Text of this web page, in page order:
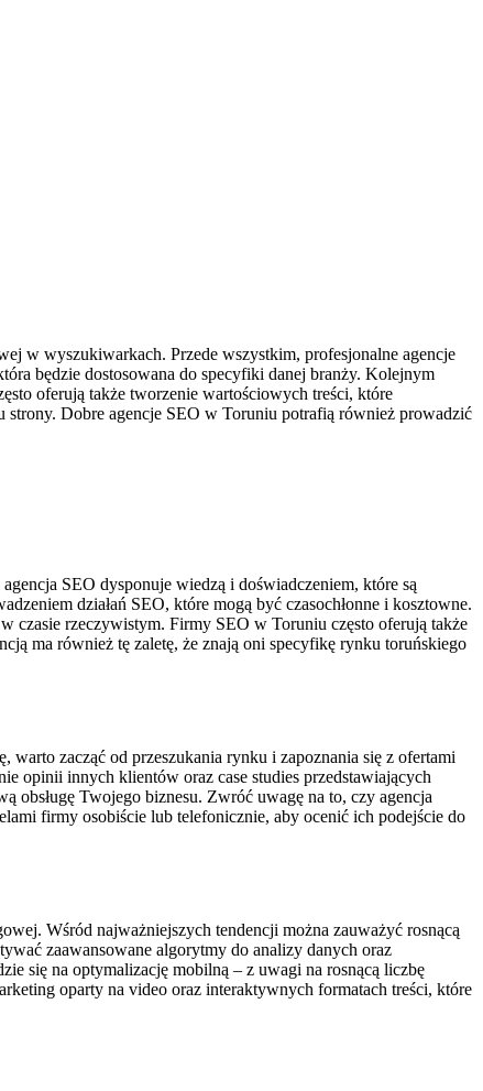
w wyszukiwarkach. Przede wszystkim, profesjonalne agencje
będzie dostosowana do specyfiki danej branży. Kolejnym
oferują także tworzenie wartościowych treści, które
Dobre agencje SEO w Toruniu potrafią również prowadzić
SEO dysponuje wiedzą i doświadczeniem, które są
działań SEO, które mogą być czasochłonne i kosztowne.
czasie rzeczywistym. Firmy SEO w Toruniu często oferują także
ma również tę zaletę, że znają oni specyfikę rynku toruńskiego
zacząć od przeszukania rynku i zapoznania się z ofertami
opinii innych klientów oraz case studies przedstawiających
obsługę Twojego biznesu. Zwróć uwagę na to, czy agencja
firmy osobiście lub telefonicznie, aby ocenić ich podejście do
Wśród najważniejszych tendencji można zauważyć rosnącą
zaawansowane algorytmy do analizy danych oraz
się na optymalizację mobilną – z uwagi na rosnącą liczbę
oparty na video oraz interaktywnych formatach treści, które